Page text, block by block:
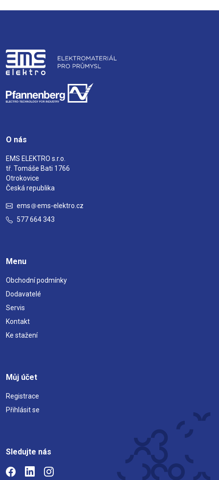
O nás
EMS ELEKTRO s.r.o.
tř. Tomáše Bati 1766
Otrokovice
Česká republika
ems
ems-elektro.cz
577 664 343
Menu
Obchodní podmínky
Dodavatelé
Servis
Kontakt
Ke stažení
Můj účet
Registrace
Přihlásit se
Sledujte nás